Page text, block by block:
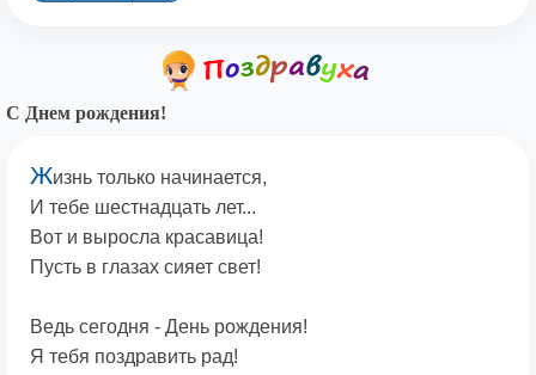
С Днем рождения!
Жизнь только начинается,
И тебе шестнадцать лет...
Вот и выросла красавица!
Пусть в глазах сияет свет!
Ведь сегодня - День рождения!
Я тебя поздравить рад!